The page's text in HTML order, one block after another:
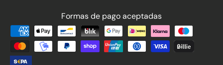
Formas de pago aceptadas
Formas de pago aceptadas